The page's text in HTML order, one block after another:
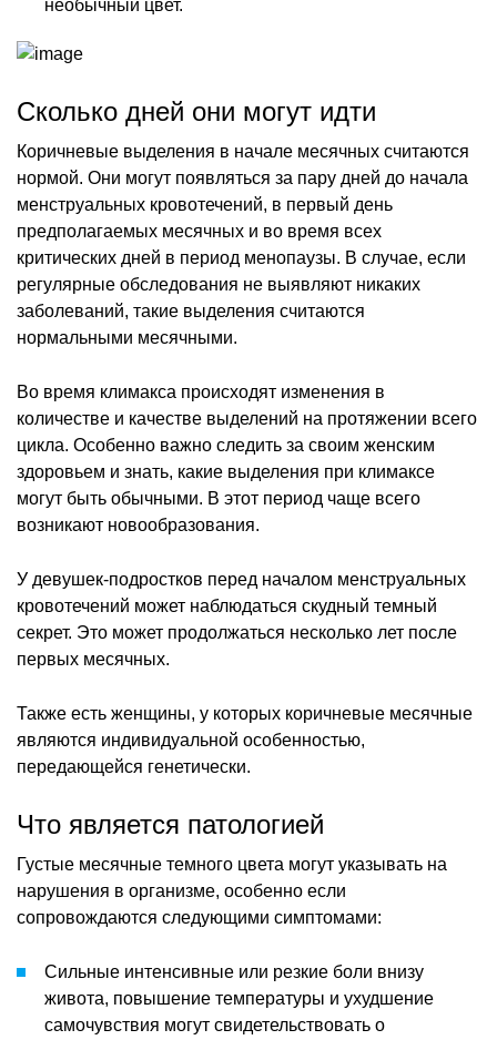
необычный цвет.
Сколько дней они могут идти
Коричневые выделения в начале месячных считаются
нормой. Они могут появляться за пару дней до начала
менструальных кровотечений, в первый день
предполагаемых месячных и во время всех
критических дней в период менопаузы. В случае, если
регулярные обследования не выявляют никаких
заболеваний, такие выделения считаются
нормальными месячными.
Во время климакса происходят изменения в
количестве и качестве выделений на протяжении всего
цикла. Особенно важно следить за своим женским
здоровьем и знать, какие выделения при климаксе
могут быть обычными. В этот период чаще всего
возникают новообразования.
У девушек-подростков перед началом менструальных
кровотечений может наблюдаться скудный темный
секрет. Это может продолжаться несколько лет после
первых месячных.
Также есть женщины, у которых коричневые месячные
являются индивидуальной особенностью,
передающейся генетически.
Что является патологией
Густые месячные темного цвета могут указывать на
нарушения в организме, особенно если
сопровождаются следующими симптомами:
Сильные интенсивные или резкие боли внизу
живота, повышение температуры и ухудшение
самочувствия могут свидетельствовать о